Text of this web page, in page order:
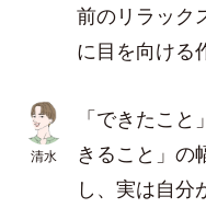
前のリラック
に目を向ける
清水
「できたこ
きること」の
し、実は自分